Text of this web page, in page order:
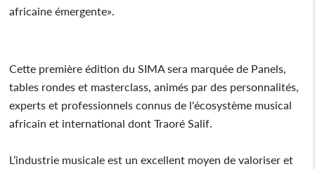
africaine émergente».
Cette première édition du SIMA sera marquée de Panels,
tables rondes et masterclass, animés par des personnalités,
experts et professionnels connus de l'écosystème musical
africain et international dont Traoré Salif.
L’industrie musicale est un excellent moyen de valoriser et